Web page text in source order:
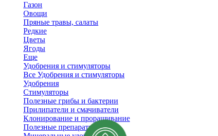
Газон
Овощи
Пряные травы, салаты
Редкие
Цветы
Ягоды
Еще
Удобрения и стимуляторы
Все Удобрения и стимуляторы
Удобрения
Стимуляторы
Полезные грибы и бактерии
Прилипатели и смачиватели
Клонирование и проращивание
Полезные препараты